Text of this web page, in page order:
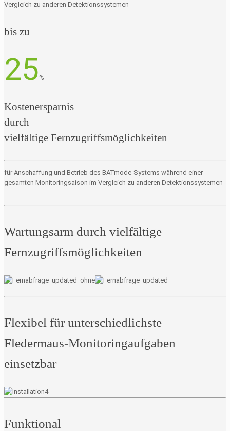
Vergleich zu anderen Detektionssystemen
bis zu
25 %
Kostenersparnis
durch
vielfältige Fernzugriffsmöglichkeiten
für Anschaffung und Betrieb des BATmode-Systems während einer
gesamten Monitoringsaison im Vergleich zu anderen Detektionssystemen
Wartungsarm durch vielfältige
Fernzugriffsmöglichkeiten
Flexibel für unterschiedlichste
Fledermaus-Monitoringaufgaben
einsetzbar
Funktional